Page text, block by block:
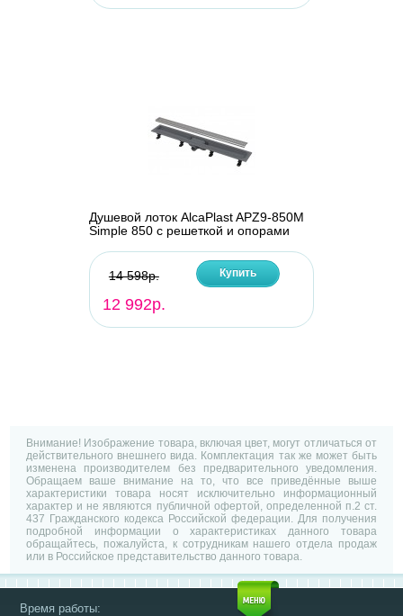
Душевой лоток AlcaPlast APZ9-850M
Simple 850 с решеткой и опорами
14 598р.
12 992р.
Купить
Внимание! Изображение товара, включая цвет, могут отличаться от
действительного внешнего вида. Комплектация так же может быть
изменена производителем без предварительного уведомления.
Обращаем ваше внимание на то, что все приведённые выше
характеристики товара носят исключительно информационный
характер и не являются публичной офертой, определенной п.2 ст.
437 Гражданского кодекса Российской федерации. Для получения
подробной информации о характеристиках данного товара
обращайтесь, пожалуйста, к сотрудникам нашего отдела продаж
или в Российское представительство данного товара.
Время работы: